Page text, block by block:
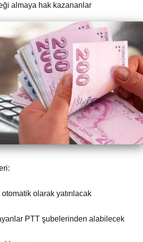
almaya hak kazananlar
olarak yatırılacak
PTT şubelerinden alabilecek